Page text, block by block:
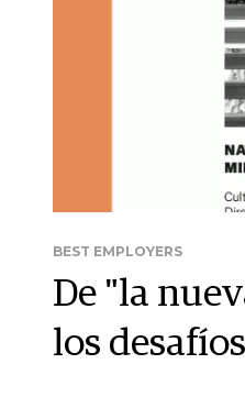
BEST EMPLOYERS
De "la
los